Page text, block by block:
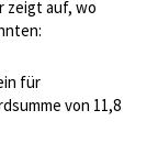
zeigt auf, wo
für
von 11,8